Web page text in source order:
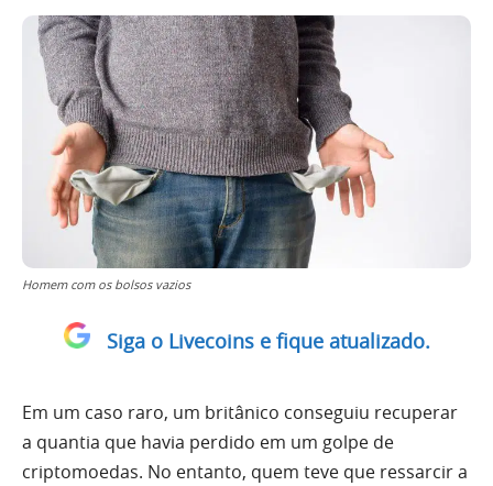
Homem com os bolsos vazios
Siga o Livecoins e fique atualizado.
Em um caso raro, um britânico conseguiu recuperar
a quantia que havia perdido em um golpe de
criptomoedas. No entanto, quem teve que ressarcir a